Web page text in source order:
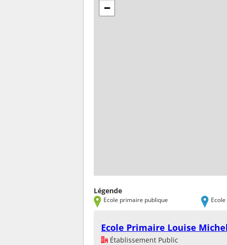
−
Légende
Ecole primaire publique
Ecole Primaire Louise Michel
Établissement Public